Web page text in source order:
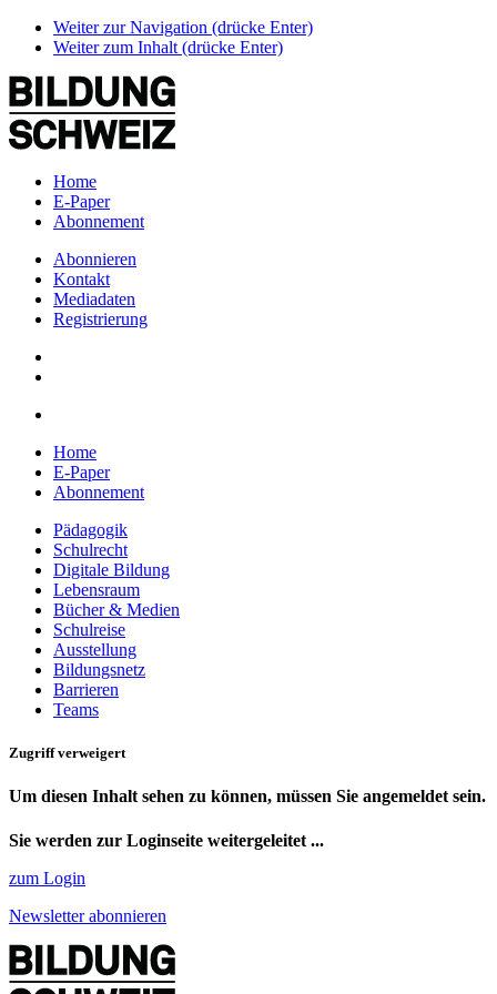
Weiter zur Navigation (drücke Enter)
Weiter zum Inhalt (drücke Enter)
Home
E-Paper
Abonnement
Abonnieren
Kontakt
Mediadaten
Registrierung
Home
E-Paper
Abonnement
Pädagogik
Schulrecht
Digitale Bildung
Lebensraum
Bücher & Medien
Schulreise
Ausstellung
Bildungsnetz
Barrieren
Teams
Zugriff verweigert
Um diesen Inhalt sehen zu können, müssen Sie angemeldet sein.
Sie werden zur Loginseite weitergeleitet ...
zum Login
Newsletter abonnieren